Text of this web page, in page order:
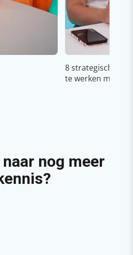
8 strategische
te werken met
nog meer